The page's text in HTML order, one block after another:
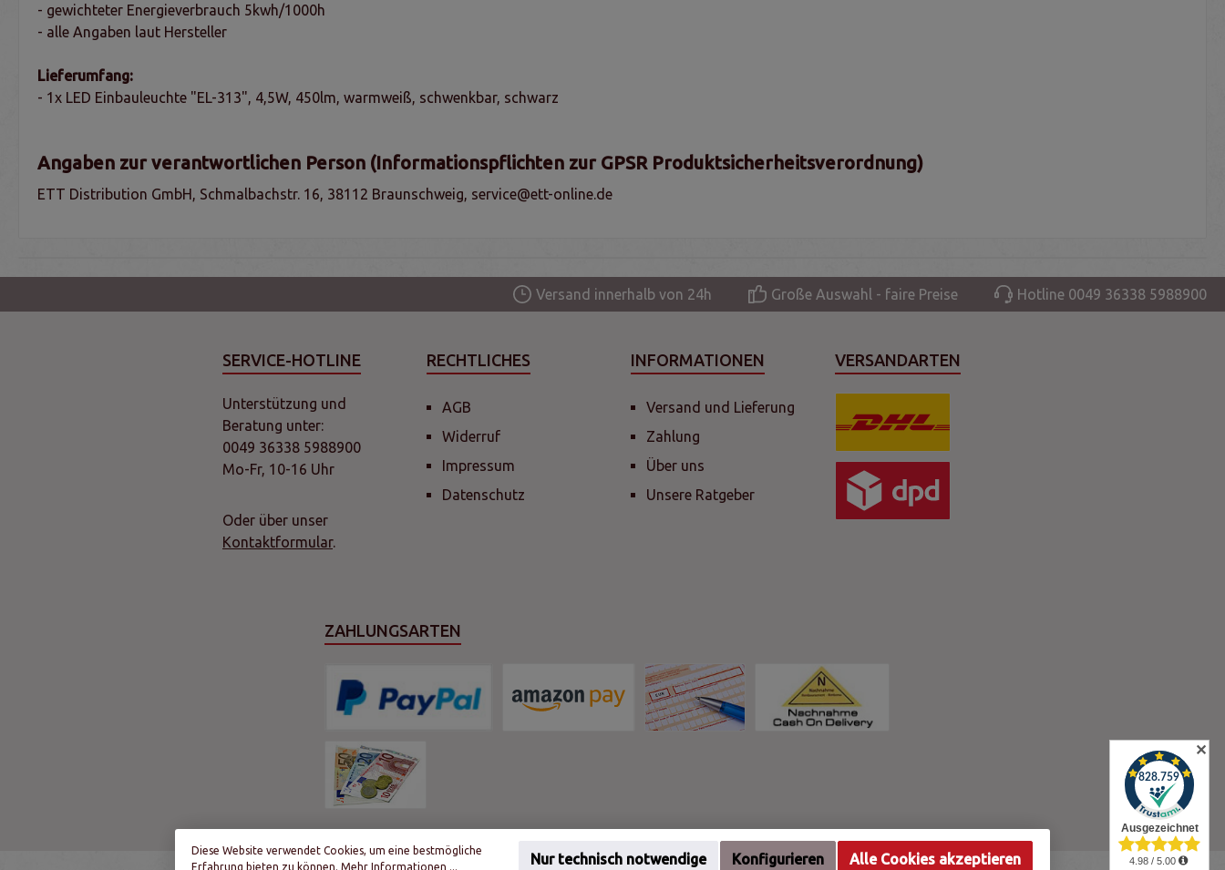
- gewichteter Energieverbrauch 5kwh/1000h
- alle Angaben laut Hersteller
Lieferumfang:
- 1x LED Einbauleuchte "EL-313", 4,5W, 450lm, warmweiß, schwenkbar, schwarz
Angaben zur verantwortlichen Person (Informationspflichten zur GPSR Produktsicherheitsverordnung)
ETT Distribution GmbH, Schmalbachstr. 16, 38112 Braunschweig, service@ett-online.de
Versand innerhalb von 24h Große Auswahl - faire Preise Hotline 0049 36338 5988900
SERVICE-HOTLINE
Unterstützung und
Beratung unter:
0049 36338 5988900
Mo-Fr, 10-16 Uhr
Oder über unser
Kontaktformular.
RECHTLICHES
AGB
Widerruf
Impressum
Datenschutz
INFORMATIONEN
Versand und Lieferung
Zahlung
Über uns
Unsere Ratgeber
VERSANDARTEN
ZAHLUNGSARTEN
Diese Website verwendet Cookies, um eine bestmögliche
Erfahrung bieten zu können. Mehr Informationen ... Nur technisch notwendige Konfigurieren Alle Cookies akzeptieren
✕